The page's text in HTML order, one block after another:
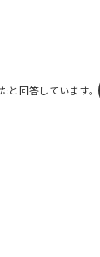
と回答しています。